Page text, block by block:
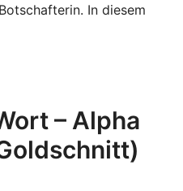
In diesem
– Alpha